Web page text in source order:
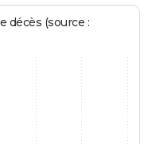
décès (source :